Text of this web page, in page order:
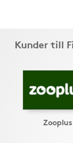
Kunder till
Zooplus